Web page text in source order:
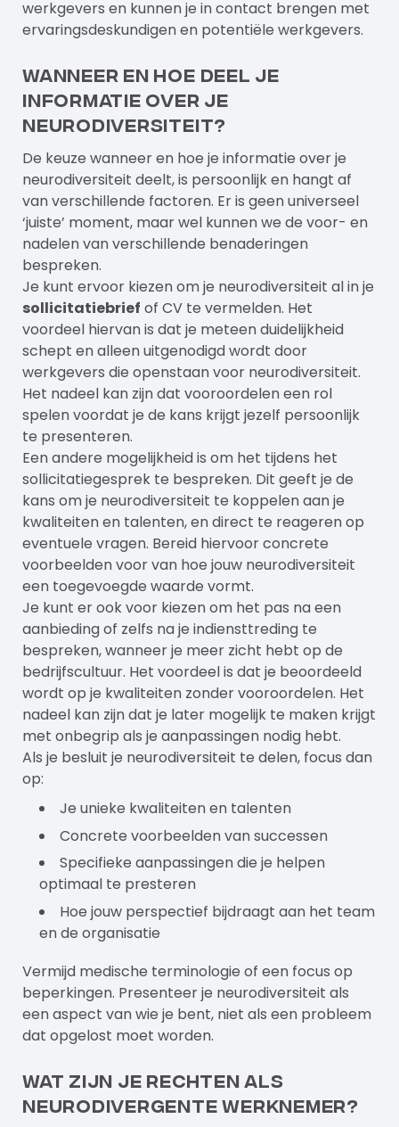
Verstuur aanvraag
werkgevers en kunnen je in contact brengen met
ervaringsdeskundigen en potentiële werkgevers.
Wanneer en hoe deel je
informatie over je
neurodiversiteit?
De keuze wanneer en hoe je informatie over je
neurodiversiteit deelt, is persoonlijk en hangt af
van verschillende factoren. Er is geen universeel
‘juiste’ moment, maar wel kunnen we de voor- en
nadelen van verschillende benaderingen
bespreken.
Je kunt ervoor kiezen om je neurodiversiteit al in je
sollicitatiebrief of CV te vermelden. Het
voordeel hiervan is dat je meteen duidelijkheid
schept en alleen uitgenodigd wordt door
werkgevers die openstaan voor neurodiversiteit.
Het nadeel kan zijn dat vooroordelen een rol
spelen voordat je de kans krijgt jezelf persoonlijk
te presenteren.
Een andere mogelijkheid is om het tijdens het
sollicitatiegesprek te bespreken. Dit geeft je de
kans om je neurodiversiteit te koppelen aan je
kwaliteiten en talenten, en direct te reageren op
eventuele vragen. Bereid hiervoor concrete
voorbeelden voor van hoe jouw neurodiversiteit
een toegevoegde waarde vormt.
Je kunt er ook voor kiezen om het pas na een
aanbieding of zelfs na je indiensttreding te
bespreken, wanneer je meer zicht hebt op de
bedrijfscultuur. Het voordeel is dat je beoordeeld
wordt op je kwaliteiten zonder vooroordelen. Het
nadeel kan zijn dat je later mogelijk te maken krijgt
met onbegrip als je aanpassingen nodig hebt.
Als je besluit je neurodiversiteit te delen, focus dan
op:
Je unieke kwaliteiten en talenten
Concrete voorbeelden van successen
Specifieke aanpassingen die je helpen
optimaal te presteren
Hoe jouw perspectief bijdraagt aan het team
en de organisatie
Vermijd medische terminologie of een focus op
beperkingen. Presenteer je neurodiversiteit als
een aspect van wie je bent, niet als een probleem
dat opgelost moet worden.
Wat zijn je rechten als
neurodivergente werknemer?